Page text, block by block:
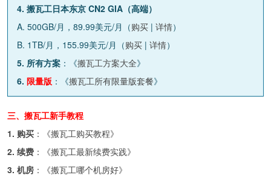
4. 搬瓦工日本东京 CN2 GIA（高端）
A. 500GB/月，89.99美元/月（购买 | 详情）
B. 1TB/月，155.99美元/月（购买 | 详情）
5. 所有方案 ：《搬瓦工方案大全》
6. 限量版 ：《搬瓦工所有限量版套餐》
三、搬瓦工新手教程
1. 购买 ：《搬瓦工购买教程》
2. 续费 ：《搬瓦工最新续费实践》
3. 机房 ：《搬瓦工哪个机房好》